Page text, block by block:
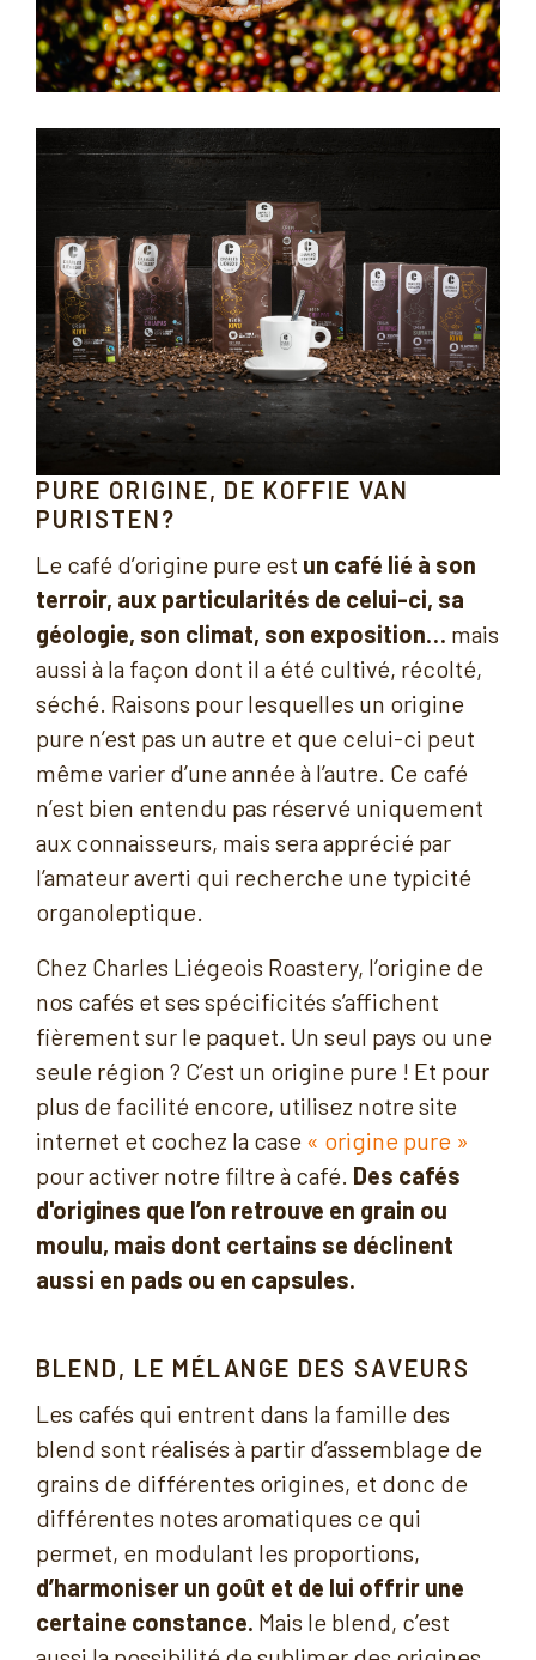
PURE ORIGINE, DE KOFFIE VAN
PURISTEN?
Le café d’origine pure est un café lié à son
terroir, aux particularités de celui-ci, sa
géologie, son climat, son exposition… mais
aussi à la façon dont il a été cultivé, récolté,
séché. Raisons pour lesquelles un origine
pure n’est pas un autre et que celui-ci peut
même varier d’une année à l’autre. Ce café
n’est bien entendu pas réservé uniquement
aux connaisseurs, mais sera apprécié par
l’amateur averti qui recherche une typicité
organoleptique.
Chez Charles Liégeois Roastery, l’origine de
nos cafés et ses spécificités s’affichent
fièrement sur le paquet. Un seul pays ou une
seule région ? C’est un origine pure ! Et pour
plus de facilité encore, utilisez notre site
internet et cochez la case « origine pure »
pour activer notre filtre à café. Des cafés
d'origines que l’on retrouve en grain ou
moulu, mais dont certains se déclinent
aussi en pads ou en capsules.
BLEND, LE MÉLANGE DES SAVEURS
Les cafés qui entrent dans la famille des
blend sont réalisés à partir d’assemblage de
grains de différentes origines, et donc de
différentes notes aromatiques ce qui
permet, en modulant les proportions,
d’harmoniser un goût et de lui offrir une
certaine constance. Mais le blend, c’est